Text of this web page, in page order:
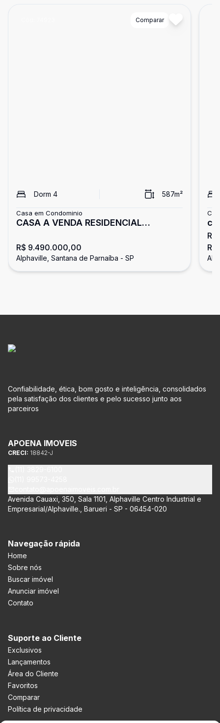
Comparar
Dorm 4 587m²
Casa em Condominio
CASA A VENDA RESIDENCIAL
R$ 9.490.000,00
Alphaville, Santana de Parnaíba - SP
Confiabilidade, ética, bom gosto e inteligência, consolidados
pela satisfação dos clientes e pelo sucesso junto aos
parceiros
APOENA IMOVEIS
CRECI: 18842-J
Avenida Cauaxi, 350, Sala 1101, Alphaville Centro Industrial e
Empresarial/Alphaville., Barueri - SP - 06454-020
Navegação rápida
Home
Sobre nós
Buscar imóvel
Anunciar imóvel
Contato
Suporte ao Cliente
Exclusivos
Lançamentos
Área do Cliente
Favoritos
Comparar
Política de privacidade